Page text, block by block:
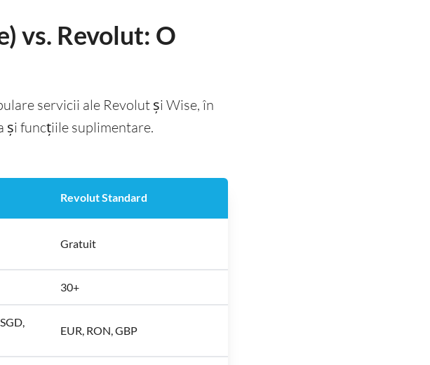
vs. Revolut: O
servicii ale Revolut și Wise, în
și funcțiile suplimentare.
Revolut Standard
Gratuit
30+
EUR, RON, GBP